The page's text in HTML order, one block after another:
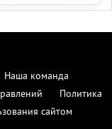
Наша команда
Политика
сайтом